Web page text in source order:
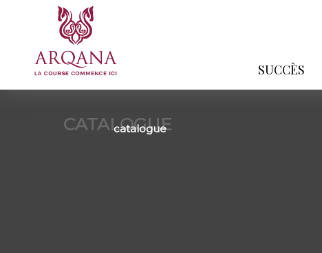
SUCCÈS
CATALOGUE
catalogue